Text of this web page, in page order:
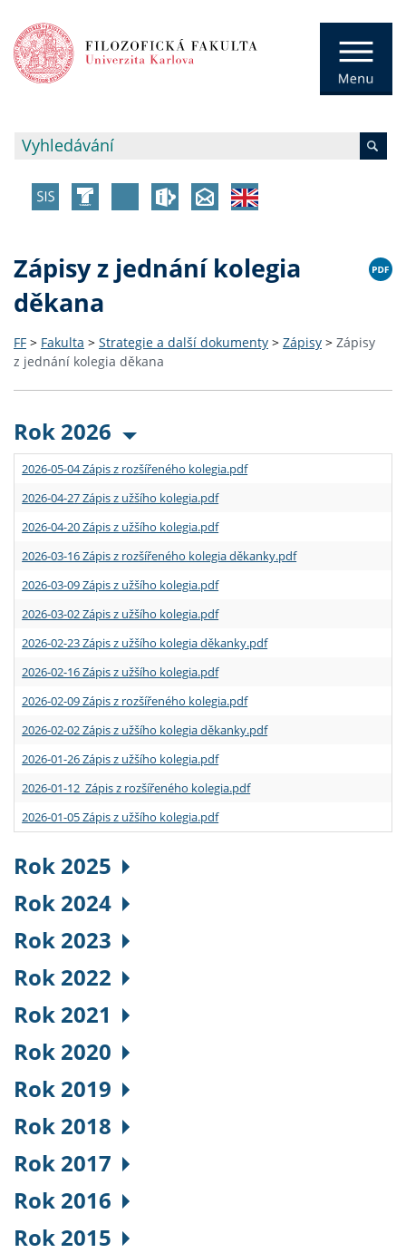
Zápisy z jednání kolegia
děkana
FF > Fakulta > Strategie a další dokumenty > Zápisy > Zápisy
z jednání kolegia děkana
Rok 2026
2026-05-04 Zápis z rozšířeného kolegia.pdf
2026-04-27 Zápis z užšího kolegia.pdf
2026-04-20 Zápis z užšího kolegia.pdf
2026-03-16 Zápis z rozšířeného kolegia děkanky.pdf
2026-03-09 Zápis z užšího kolegia.pdf
2026-03-02 Zápis z užšího kolegia.pdf
2026-02-23 Zápis z užšího kolegia děkanky.pdf
2026-02-16 Zápis z užšího kolegia.pdf
2026-02-09 Zápis z rozšířeného kolegia.pdf
2026-02-02 Zápis z užšího kolegia děkanky.pdf
2026-01-26 Zápis z užšího kolegia.pdf
2026-01-12 Zápis z rozšířeného kolegia.pdf
2026-01-05 Zápis z užšího kolegia.pdf
Rok 2025
Rok 2024
Rok 2023
Rok 2022
Rok 2021
Rok 2020
Rok 2019
Rok 2018
Rok 2017
Rok 2016
Rok 2015